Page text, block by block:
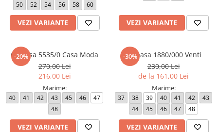
50
52 54 56 58 60
VEZI VARIANTE VEZI VARIANTE
-20%
Camasa 5535/0 Casa Moda
270,00 Lei
216,00 Lei
Marime:
40 41 42 43 45 46
47
48
VEZI VARIANTE
-30%
Camasa 1880/000 Venti
230,00 Lei
de la 161,00 Lei
Marime:
37 38 39 40 41 42
43
44
45 46 47 48
VEZI VARIANTE